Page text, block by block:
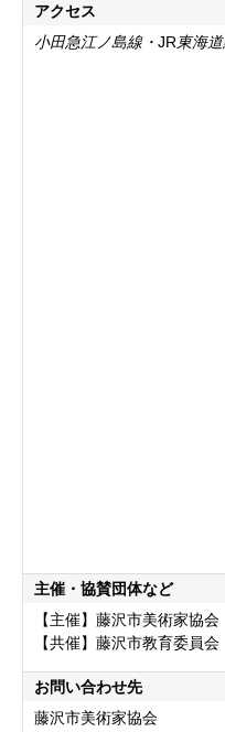
アクセス
小田急江ノ島線・ JR 東海
主催・協賛団体など
【主催】藤沢市美術家協会
【共催】藤沢市教育委員会
お問い合わせ先
藤沢市美術家協会